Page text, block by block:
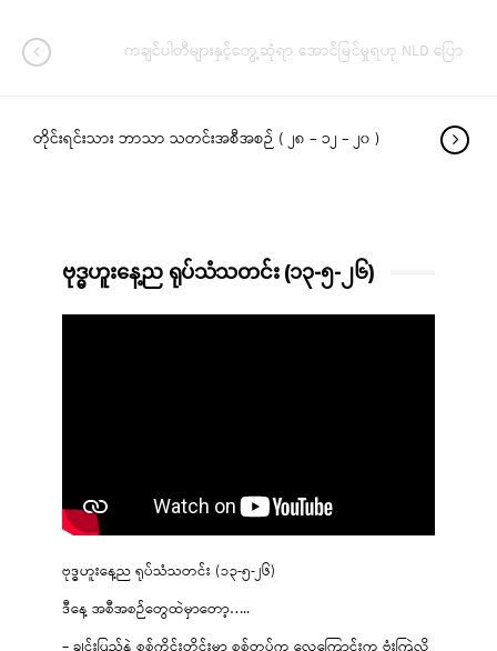
ကချင်ပါတီများနှင့်တွေ့ဆုံရာ အောင်မြင်မှုရဟု NLD ပြော
တိုင်းရင်းသား ဘာသာ သတင်းအစီအစဉ် ( ၂၈ – ၁၂ – ၂၀ )
ဗုဒ္ဓဟူးနေ့ည ရုပ်သံသတင်း (၁၃-၅-၂၆)
ဗုဒ္ဓဟူးနေ့ည ရုပ်သံသတင်း (၁၃-၅-၂၆)
ဒီနေ့ အစီအစဉ်တွေထဲမှာတော့…..